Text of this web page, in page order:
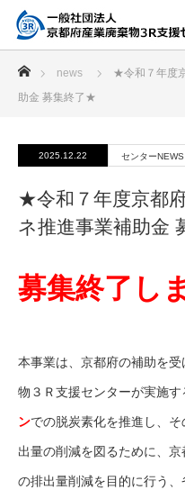
news
★令和７年度
助金 募集終了★
2025.12.22 センターNEWS
★令和７年度京都
ネ推進事業補助金
募集終了し
本事業は、京都府の補助を
物３Ｒ支援センターが実施す
ンでの脱炭素化を推進し、
出量の削減を図るために、
の排出量削減を目的に行う